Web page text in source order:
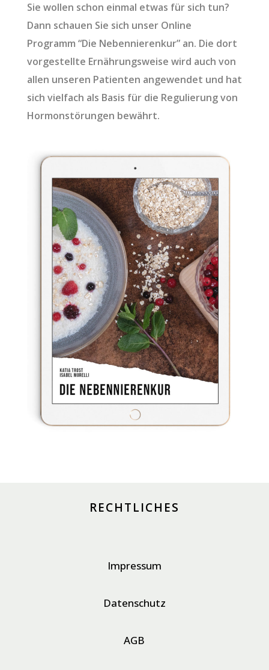
Sie wollen schon einmal etwas für sich tun?
Dann schauen Sie sich unser Online
Programm “Die Nebennierenkur” an. Die dort
vorgestellte Ernährungsweise wird auch von
allen unseren Patienten angewendet und hat
sich vielfach als Basis für die Regulierung von
Hormonstörungen bewährt.
RECHTLICHES
Impressum
Datenschutz
AGB